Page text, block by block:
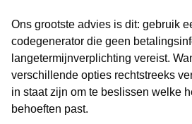
Ons grootste advies is dit: gebruik
codegenerator die geen
langetermijnverplichting vereist.
verschillende opties rechtstreeks
in staat zijn om te beslissen welke
behoeften past.